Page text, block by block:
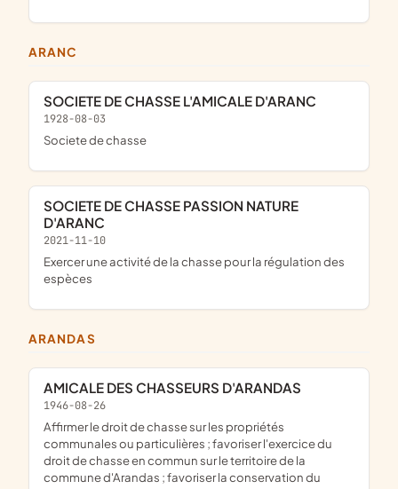
ARANC
SOCIETE DE CHASSE L'AMICALE D'ARANC
1928-08-03
societe de chasse
SOCIETE DE CHASSE PASSION NATURE
D'ARANC
2021-11-10
exercer une activité de la chasse pour la régulation des
espèces
ARANDAS
AMICALE DES CHASSEURS D'ARANDAS
1946-08-26
affirmer le droit de chasse sur les propriétés
communales ou particulières ; favoriser l'exercice du
droit de chasse en commun sur le territoire de la
commune d'Arandas ; favoriser la conservation du